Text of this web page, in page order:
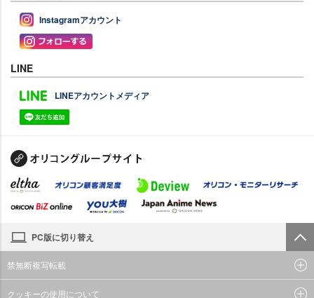
Instagramアカウント
LINE
LINEアカウントメディア
PC版に切り替え
禁無断複写転載
クッキーの使用について